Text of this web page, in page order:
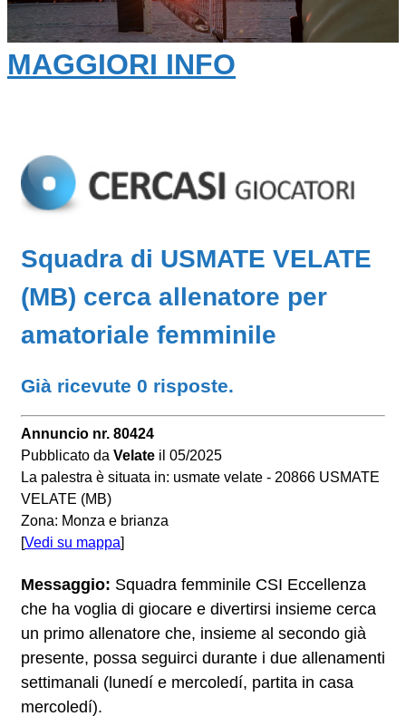
MAGGIORI INFO
Squadra di USMATE VELATE
(MB) cerca allenatore per
amatoriale femminile
Già ricevute 0 risposte.
Annuncio nr. 80424
Pubblicato da Velate il 05/2025
La palestra è situata in: usmate velate - 20866 USMATE
VELATE (MB)
Zona: Monza e brianza
[Vedi su mappa]
Messaggio: Squadra femminile CSI Eccellenza
che ha voglia di giocare e divertirsi insieme cerca
un primo allenatore che, insieme al secondo già
presente, possa seguirci durante i due allenamenti
settimanali (lunedí e mercoledí, partita in casa
mercoledí).